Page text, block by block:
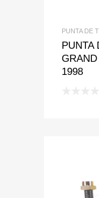
PUNTA DE
PUNTA
1998